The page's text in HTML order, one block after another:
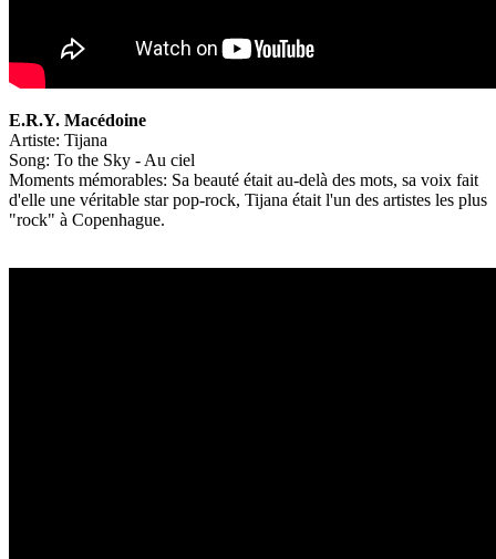
E.R.Y. Macédoine
Artiste: Tijana
Song: To the Sky - Au ciel
Moments mémorables: Sa beauté était au-delà des mots, sa voix fait
d'elle une véritable star pop-rock, Tijana était l'un des artistes les plus
"rock" à Copenhague.